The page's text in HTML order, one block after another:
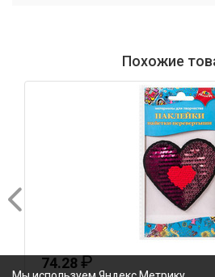
Похожие
74.28₽